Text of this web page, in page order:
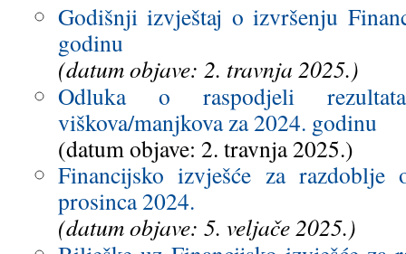
Godišnji izvještaj o izvršenju
godinu
(datum objave: 2. travnja 2025.)
Odluka o raspodjeli
viškova/manjkova za 2024. godinu
(datum objave: 2. travnja 2025.)
Financijsko izvješće za
prosinca 2024.
(datum objave: 5. veljače 2025.)